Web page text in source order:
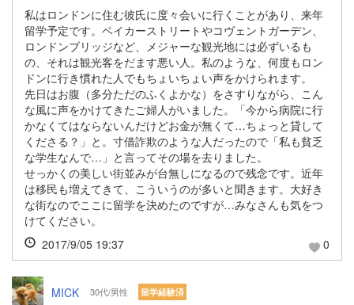
私はロンドンに住む彼氏に度々会いに行くことがあり、来年
留学予定です。ベイカーストリートやコヴェントガーデン、
ロンドンブリッジなど、メジャーな観光地には必ずいるも
の、それは観光客をだます悪い人。私のような、何度もロン
ドンに行き慣れた人でもちょいちょい声をかけられます。
先日はお腹（多分ただのふくよかな）をさすりながら、こん
な風に声をかけてきたご婦人がいました。「今から病院に行
かなくてはならないんだけどお金が無くて…ちょっと貸して
くださる？」と。寸借詐欺のような人だったので「私も貧乏
な学生なんで…」と言ってその場を去りました。
せっかくの美しい街並みが台無しになるので残念です。近年
は移民も増えてきて、こういうのが多いと聞きます。大好き
な街なのでここに留学を決めたのですが…みなさんも気をつ
けてください。
2017/9/05 19:37
0
MICK 30代/男性 留学経験済